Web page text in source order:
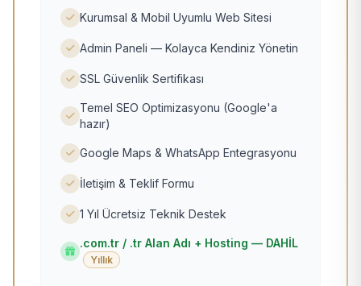
Kurumsal & Mobil Uyumlu Web Sitesi
Admin Paneli — Kolayca Kendiniz Yönetin
SSL Güvenlik Sertifikası
Temel SEO Optimizasyonu (Google'a
hazır)
Google Maps & WhatsApp Entegrasyonu
İletişim & Teklif Formu
1 Yıl Ücretsiz Teknik Destek
.com.tr / .tr Alan Adı + Hosting — DAHİL
Yıllık